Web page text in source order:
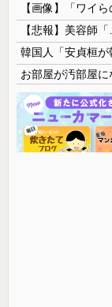
【画像】「ワイ
【悲報】美容師
お部屋が汚部屋に